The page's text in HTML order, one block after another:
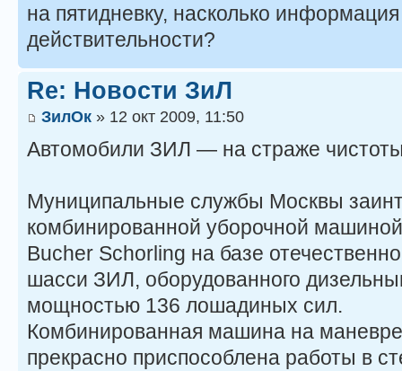
на пятидневку, насколько информация
действительности?
Re: Новости ЗиЛ
ЗилОк » 12 окт 2009, 11:50
Автомобили ЗИЛ — на страже
Муниципальные службы Москвы
комбинированной уборочной
Bucher Schorling на базе
шасси ЗИЛ, оборудованного
мощностью 136 лошадиных сил.
Комбинированная машина на
прекрасно приспособлена работы в